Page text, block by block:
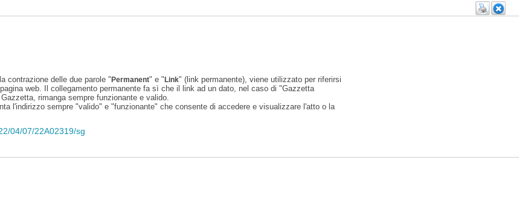
contrazione delle due parole "Permanent" e "Link" (link permanente), viene utilizzato per riferirsi
web. Il collegamento permanente fa sì che il link ad un dato, nel caso di "Gazzetta
rimanga sempre funzionante e valido.
l'indirizzo sempre "valido" e "funzionante" che consente di accedere e visualizzare l'atto o la
04/07/22A02319/sg